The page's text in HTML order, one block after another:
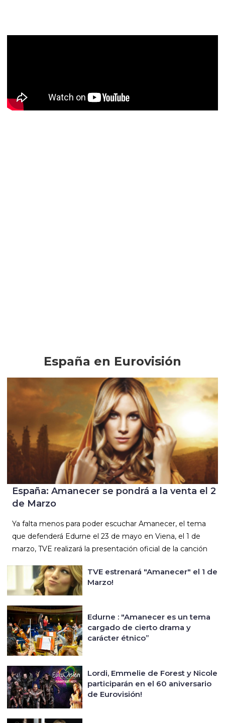
España en Eurovisión
España: Amanecer se pondrá a la venta el 2
de Marzo
Ya falta menos para poder escuchar Amanecer, el tema
que defenderá Edurne el 23 de mayo en Viena, el 1 de
marzo, TVE realizará la presentación oficial de la canción
TVE estrenará "Amanecer" el 1 de
Marzo!
Edurne : "Amanecer es un tema
cargado de cierto drama y
carácter étnico”
Lordi, Emmelie de Forest y Nicole
participarán en el 60 aniversario
de Eurovisión!